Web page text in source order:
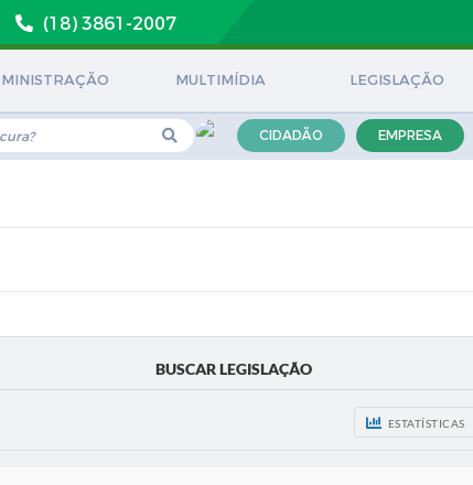
(18) 3861-2007
MULTIMÍDIA LEGISLAÇÃO
CIDADÃO EMPRESA
BUSCAR LEGISLAÇÃO
ESTATÍSTICAS